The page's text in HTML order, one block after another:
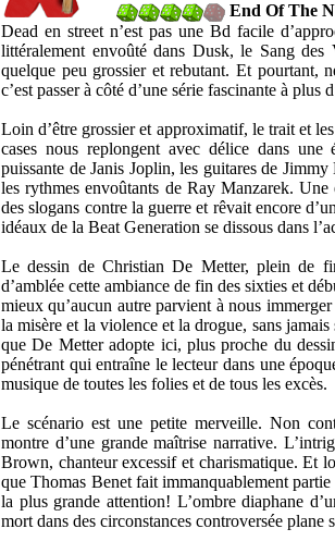
End Of The
Dead en street n’est pas une Bd facile
littéralement envoûté dans Dusk, le Sang
quelque peu grossier et rebutant. Et pourtant,
c’est passer à côté d’une série fascinante à plus
Loin d’être grossier et approximatif, le trait et
cases nous replongent avec délice dans
puissante de Janis Joplin, les guitares de
les rythmes envoûtants de Ray Manzarek. Une
des slogans contre la guerre et rêvait encore
idéaux de la Beat Generation se dissous dans
Le dessin de Christian De Metter, plein de
d’amblée cette ambiance de fin des sixties et
mieux qu’aucun autre parvient à nous
la misère et la violence et la drogue, sans
que De Metter adopte ici, plus proche du
pénétrant qui entraîne le lecteur dans une
musique de toutes les folies et de tous les excès.
Le scénario est une petite merveille. Non
montre d’une grande maîtrise narrative.
Brown, chanteur excessif et charismatique. Et
que Thomas Benet fait immanquablement
la plus grande attention! L’ombre diaphane
mort dans des circonstances controversée plane